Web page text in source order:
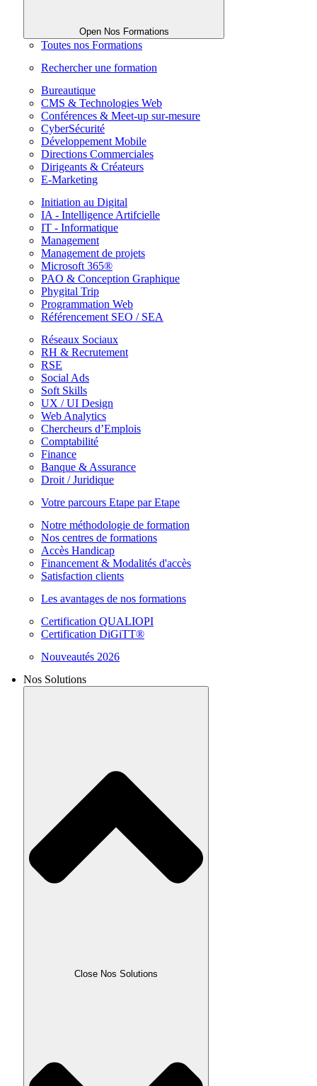
Open Nos Formations
Toutes nos Formations
Rechercher une formation
Bureautique
CMS & Technologies Web
Conférences & Meet-up sur-mesure
CyberSécurité
Développement Mobile
Directions Commerciales
Dirigeants & Créateurs
E-Marketing
Initiation au Digital
IA - Intelligence Artifcielle
IT - Informatique
Management
Management de projets
Microsoft 365®
PAO & Conception Graphique
Phygital Trip
Programmation Web
Référencement SEO / SEA
Réseaux Sociaux
RH & Recrutement
RSE
Social Ads
Soft Skills
UX / UI Design
Web Analytics
Chercheurs d’Emplois
Comptabilité
Finance
Banque & Assurance
Droit / Juridique
Votre parcours Etape par Etape
Notre méthodologie de formation
Nos centres de formations
Accès Handicap
Financement & Modalités d'accès
Satisfaction clients
Les avantages de nos formations
Certification QUALIOPI
Certification DiGiTT®
Nouveautés 2026
Nos Solutions
Close Nos Solutions